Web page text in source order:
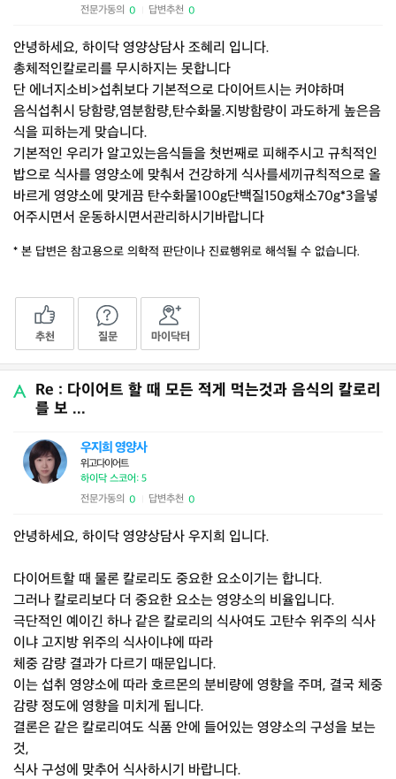
전문가동의 0 답변추천 0
안녕하세요, 하이닥 영양상담사 조혜리 입니다.
총체적인칼로리를 무시하지는 못합니다
단 에너지소비>섭취보다 기본적으로 다이어트시는 커야하며
음식섭취시 당함량,염분함량,탄수화물.지방함량이 과도하게 높은음
식을 피하는게 맞습니다.
기본적인 우리가 알고있는음식들을 첫번째로 피해주시고 규칙적인
밥으로 식사를 영양소에 맞춰서 건강하게 식사를세끼규칙적으로 올
바르게 영양소에 맞게끔 탄수화물100g단백질150g채소70g*3을넣
어주시면서 운동하시면서관리하시기바랍니다
* 본 답변은 참고용으로 의학적 판단이나 진료행위로 해석될 수 없습니다.
추천 질문 마이닥터
Re : 다이어트 할 때 모든 적게 먹는것과 음식의 칼로리
를 보 ...
우지희 영양사
위고다이어트
하이닥 스코어: 5
전문가동의 0 답변추천 0
안녕하세요, 하이닥 영양상담사 우지희 입니다.
다이어트할 때 물론 칼로리도 중요한 요소이기는 합니다.
그러나 칼로리보다 더 중요한 요소는 영양소의 비율입니다.
극단적인 예이긴 하나 같은 칼로리의 식사여도 고탄수 위주의 식사
이냐 고지방 위주의 식사이냐에 따라
체중 감량 결과가 다르기 때문입니다.
이는 섭취 영양소에 따라 호르몬의 분비량에 영향을 주며, 결국 체중
감량 정도에 영향을 미치게 됩니다.
결론은 같은 칼로리여도 식품 안에 들어있는 영양소의 구성을 보는
것,
식사 구성에 맞추어 식사하시기 바랍니다.